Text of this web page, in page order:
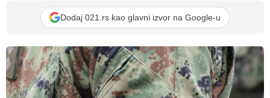
Dodaj 021.rs kao glavni izvor na Google-u